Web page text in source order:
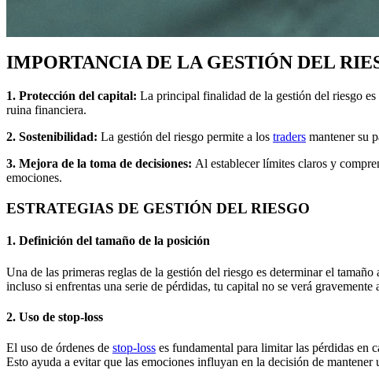
IMPORTANCIA DE LA GESTIÓN DEL
1. Protección del capital: La principal finalidad de la gestión del riesgo
ruina financiera.
2. Sostenibilidad: La gestión del riesgo permite a los traders mantener su
3. Mejora de la toma de decisiones: Al establecer límites claros y
emociones.
ESTRATEGIAS DE GESTIÓN DEL RIESGO
1. Definición del tamaño de la posición
Una de las primeras reglas de la gestión del riesgo es determinar el tamaño
incluso si enfrentas una serie de pérdidas, tu capital no se verá gravemente
2. Uso de stop-loss
El uso de órdenes de stop-loss es fundamental para limitar las pérdidas en
Esto ayuda a evitar que las emociones influyan en la decisión de mantener